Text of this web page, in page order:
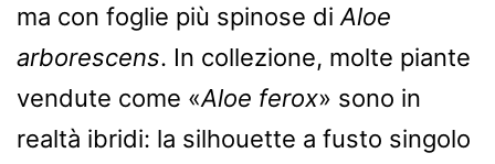
ma con foglie più spinose di Aloe
arborescens. In collezione, molte piante
vendute come «Aloe ferox» sono in
realtà ibridi: la silhouette a fusto singolo